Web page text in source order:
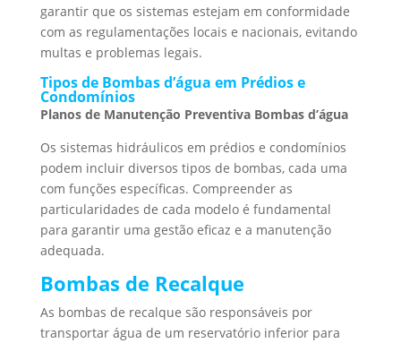
garantir que os sistemas estejam em conformidade
com as regulamentações locais e nacionais, evitando
multas e problemas legais.
Tipos de Bombas d’água em Prédios e
Condomínios
Planos de Manutenção Preventiva Bombas d’água
Os sistemas hidráulicos em prédios e condomínios
podem incluir diversos tipos de bombas, cada uma
com funções específicas. Compreender as
particularidades de cada modelo é fundamental
para garantir uma gestão eficaz e a manutenção
adequada.
Bombas de Recalque
As bombas de recalque são responsáveis por
transportar água de um reservatório inferior para